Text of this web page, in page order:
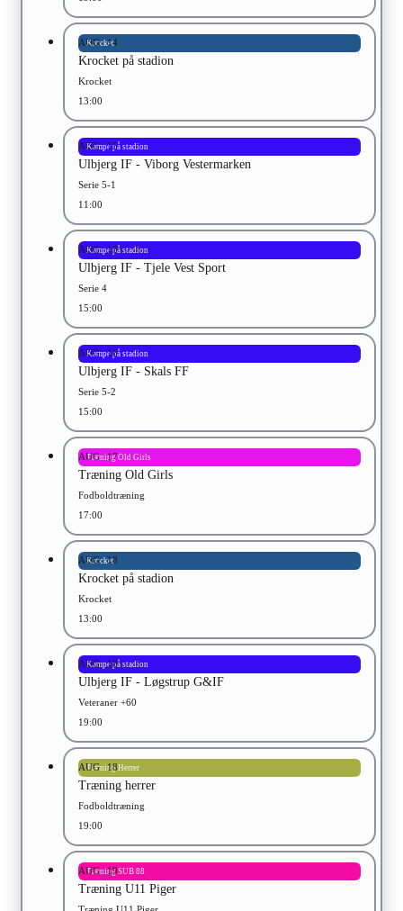
Krocket
AUG 14
Krocket på stadion
Krocket
13:00
Kampe på stadion
AUG 15
Ulbjerg IF - Viborg Vestermarken
Serie 5-1
11:00
Kampe på stadion
AUG 15
Ulbjerg IF - Tjele Vest Sport
Serie 4
15:00
Kampe på stadion
AUG 16
Ulbjerg IF - Skals FF
Serie 5-2
15:00
Træning Old Girls
AUG 17
Træning Old Girls
Fodboldtræning
17:00
Krocket
AUG 18
Krocket på stadion
Krocket
13:00
Kampe på stadion
AUG 18
Ulbjerg IF - Løgstrup G&IF
Veteraner +60
19:00
Træning Herrer
AUG 18
Træning herrer
Fodboldtræning
19:00
Træning SUB 88
AUG 19
Træning U11 Piger